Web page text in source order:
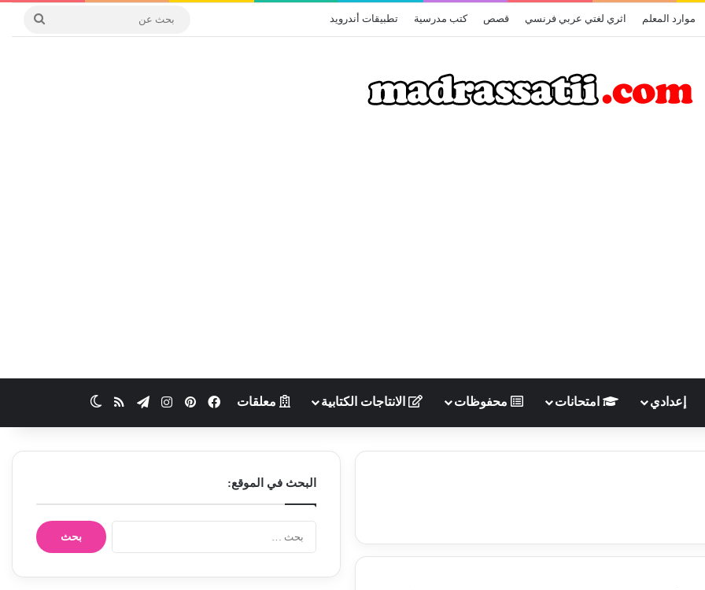
موارد المعلم اثري لغتي عربي فرنسي قصص كتب مدرسية تطبيقات أندرويد
إعدادي امتحانات محفوظات الانتاجات الكتابية معلقات فيسبوكبينتيريستانستقرامتيلقرامملخص الموقع RSS
البحث في الموقع:
ح